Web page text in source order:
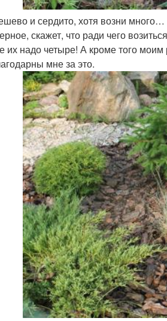
и сердито, хотя возни много…
скажет, что ради чего
их надо четыре! А кроме того
мне за это.